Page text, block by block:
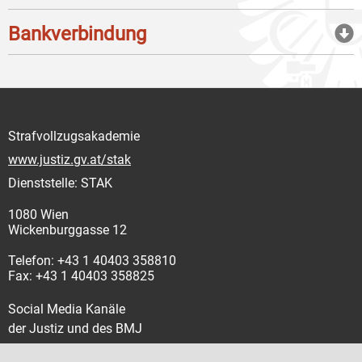
Bankverbindung
Strafvollzugsakademie
www.justiz.gv.at/stak
Dienststelle: STAK
1080 Wien
Wickenburggasse 12
Telefon: +43 1 40403 358810
Fax: +43 1 40403 358825
Social Media Kanäle
der Justiz und des BMJ